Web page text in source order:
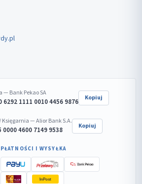
— Bank Pekao SA
6292 1111 0010 4456 9876 Kopiuj
— Alior Bank S.A.
0000 4600 7149 9538 Kopiuj
PŁATNOŚCI I WYSYŁKA
InPost